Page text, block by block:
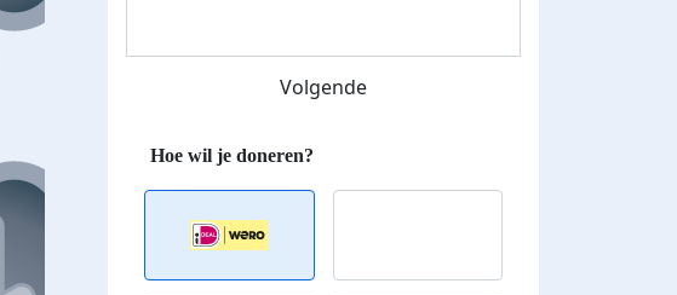
Streefbedrag verhoogd
Volgende